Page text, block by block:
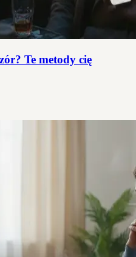
Te metody cię